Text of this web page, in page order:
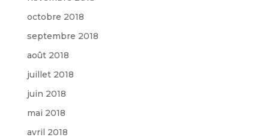
octobre 2018
septembre 2018
août 2018
juillet 2018
juin 2018
mai 2018
avril 2018